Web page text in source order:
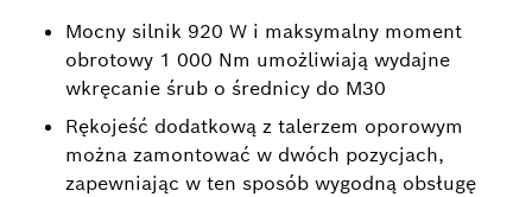
Mocny silnik 920 W i maksymalny moment
obrotowy 1 000 Nm umożliwiają wydajne
wkręcanie śrub o średnicy do M30
Rękojeść dodatkową z talerzem oporowym
można zamontować w dwóch pozycjach,
zapewniając w ten sposób wygodną obsługę